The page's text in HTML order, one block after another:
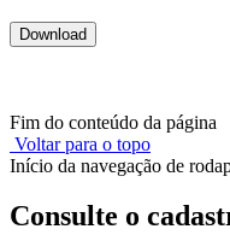
Fim do conteúdo da página
Voltar para o topo
Início da navegação de
Consulte o